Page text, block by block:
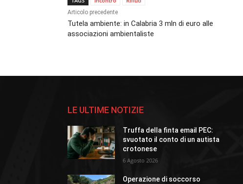
Articolo precedente
Tutela ambiente: in Calabria 3 mln di euro alle
associazioni ambientaliste
LE ULTIME NOTIZIE
Truffa della finta email PEC:
svuotato il conto di un autista
crotonese
6 Agosto 2026
Operazione di soccorso